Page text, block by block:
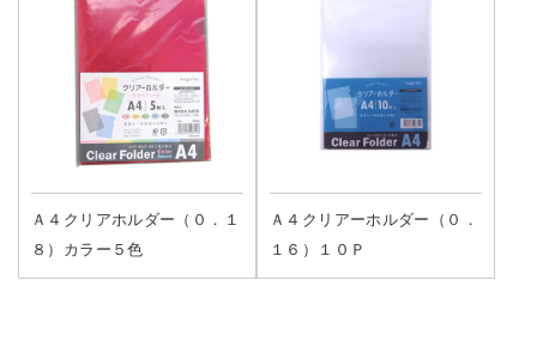
Ａ４クリアホルダー（０．１
８）カラー５色
Ａ４クリアーホルダー（０．
１６）１０Ｐ